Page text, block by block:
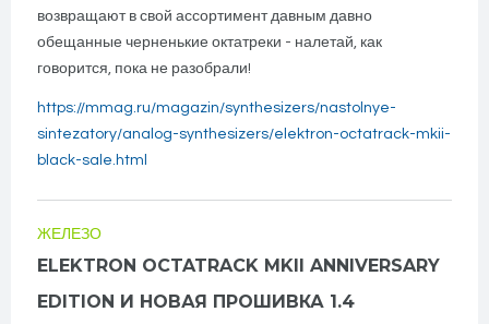
возвращают в свой ассортимент давным давно
обещанные черненькие октатреки - налетай, как
говорится, пока не разобрали!
https://mmag.ru/magazin/synthesizers/nastolnye-
sintezatory/analog-synthesizers/elektron-octatrack-mkii-
black-sale.html
ЖЕЛЕЗО
ELEKTRON OCTATRACK MKII ANNIVERSARY
EDITION И НОВАЯ ПРОШИВКА 1.4